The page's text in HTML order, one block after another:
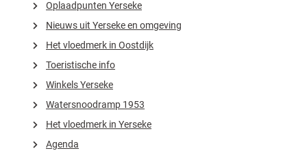
Oplaadpunten Yerseke
Nieuws uit Yerseke en omgeving
Het vloedmerk in Oostdijk
Toeristische info
Winkels Yerseke
Watersnoodramp 1953
Het vloedmerk in Yerseke
Agenda